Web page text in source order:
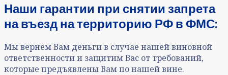
Наши гарантии при снятии запрета
на въезд на территорию РФ в ФМС:
Мы вернем Вам деньги в случае нашей виновной
ответственности и защитим Вас от требований,
которые предъявлены Вам по нашей вине.